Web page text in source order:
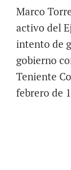
Marco
activo del
intento de
gobierno
Teniente
febrero de